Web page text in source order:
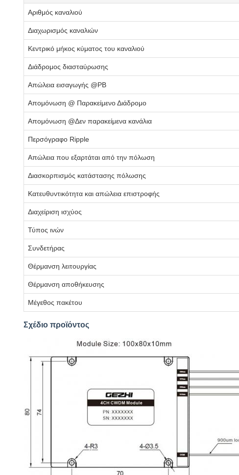
Αριθμός καναλιού
Διαχωρισμός καναλιών
Κεντρικό μήκος κύματος του καναλιού
Διάδρομος διασταύρωσης
Απώλεια εισαγωγής @PB
Απομόνωση @ Παρακείμενο Διάδρομο
Απομόνωση @Δεν παρακείμενα κανάλια
Περσόγραφο Ripple
Απώλεια που εξαρτάται από την πόλωση
Διασκορπισμός κατάστασης πόλωσης
Κατευθυντικότητα και απώλεια επιστροφής
Διαχείριση ισχύος
Τύπος ινών
Συνδετήρας
Θέρμανση λειτουργίας
Θέρμανση αποθήκευσης
Μέγεθος πακέτου
Σχέδιο προϊόντος